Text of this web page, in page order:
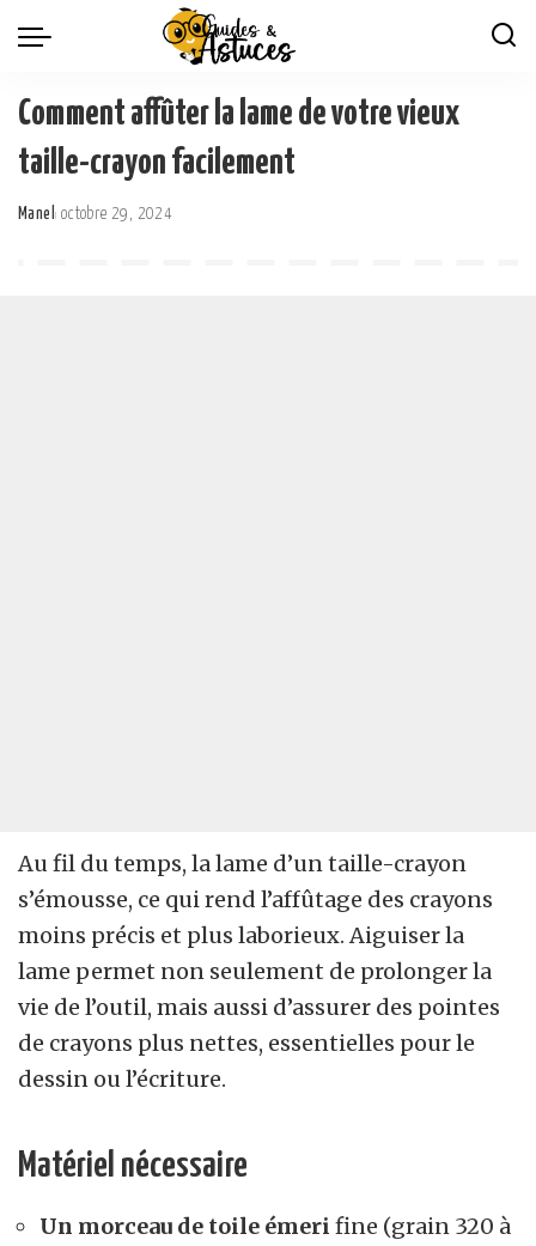
Comment affûter la lame de votre vieux
taille-crayon facilement
Manel octobre 29, 2024
Au fil du temps, la lame d’un taille-crayon
s’émousse, ce qui rend l’affûtage des crayons
moins précis et plus laborieux. Aiguiser la
lame permet non seulement de prolonger la
vie de l’outil, mais aussi d’assurer des pointes
de crayons plus nettes, essentielles pour le
dessin ou l’écriture.
Matériel nécessaire
Un morceau de toile émeri fine (grain 320 à